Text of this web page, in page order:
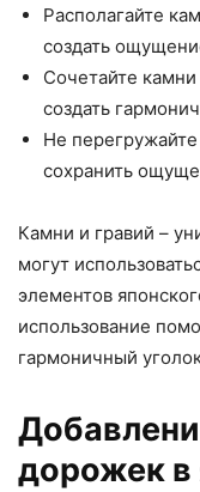
Располагайте
создать
Сочетайте
создать
Не
сохранить
Камни и гравий –
могут
элементов
использование
гармоничный
дорожек в